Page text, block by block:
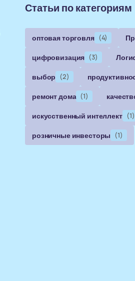
Статьи по категориям
оптовая торговля (4)
цифровизация (3)
выбор (2)
ремонт дома (1)
искусственный интеллект (1)
розничные инвесторы (1)